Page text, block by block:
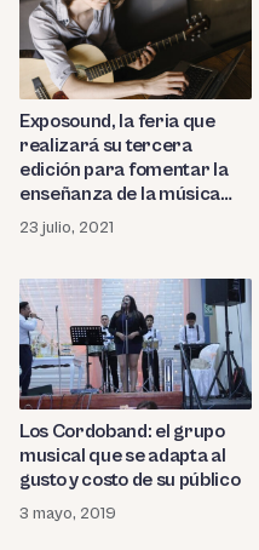
Exposound, la feria que
realizará su tercera
edición para fomentar la
enseñanza de la música
online
23 julio, 2021
Los Cordoband: el grupo
musical que se adapta al
gusto y costo de su público
3 mayo, 2019